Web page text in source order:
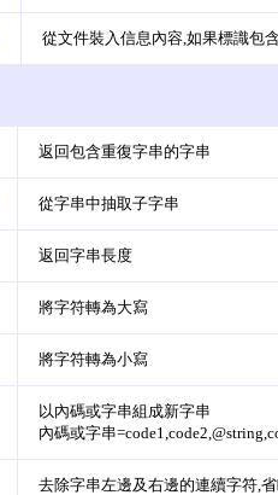
從文件裝入信息內容,如果標識包
返回包含重復字串的字串
從字串中抽取子字串
返回字串長度
將字符轉為大寫
將字符轉為小寫
以內碼或字串組成新字串
內碼或字串
去除字串左邊及右邊的連續字符,